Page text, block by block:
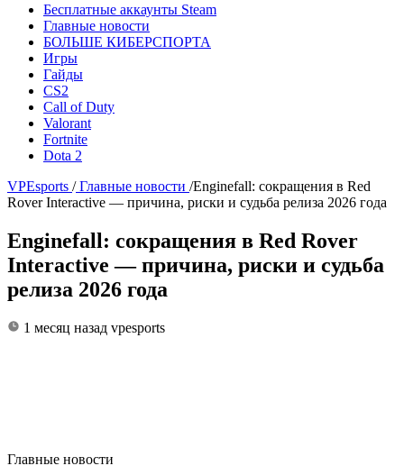
Бесплатные аккаунты Steam
Главные новости
БОЛЬШЕ КИБЕРСПОРТА
Игры
Гайды
CS2
Call of Duty
Valorant
Fortnite
Dota 2
VPEsports / Главные новости /Enginefall: сокращения в Red
Rover Interactive — причина, риски и судьба релиза 2026 года
Enginefall: сокращения в Red Rover
Interactive — причина, риски и судьба
релиза 2026 года
1 месяц назад vpesports
Главные новости